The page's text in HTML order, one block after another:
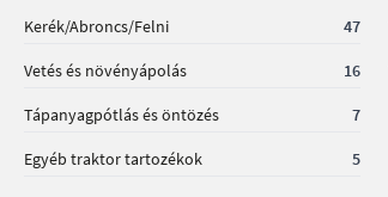
Kerék/Abroncs/Felni
47
Vetés és növényápolás 16
Tápanyagpótlás és öntözés 7
Egyéb traktor tartozékok 5